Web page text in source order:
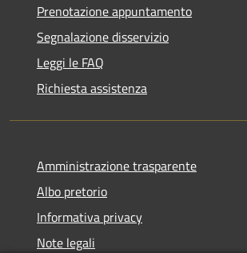
Prenotazione appuntamento
Segnalazione disservizio
Leggi le FAQ
Richiesta assistenza
Amministrazione trasparente
Albo pretorio
Informativa privacy
Note legali